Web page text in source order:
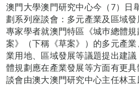
澳門大學澳門研究中心今（7）日
劃系列座談會：多元產業及區域
專家學者就澳門特區《城巿總體
案》（下稱《草案》）的多元產
業用地、區域發展等議題提出建
體規劃應在產業發展等方面有更
談會由澳大澳門研究中心主任林玉